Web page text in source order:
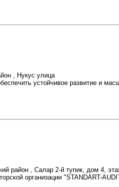
, Нукус улица
устойчивое развитие и
район , Салар 2-й тупик, дом 4,
организации "STANDART-